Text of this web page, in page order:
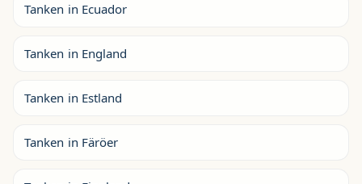
Tanken in Ecuador
Tanken in England
Tanken in Estland
Tanken in Färöer